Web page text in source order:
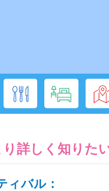
り詳しく知りた
ィバル：